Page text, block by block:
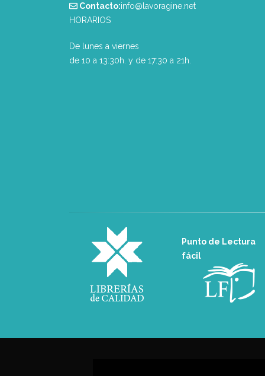
Contacto:info@lavoragine.net
HORARIOS
De lunes a viernes
de 10 a 13:30h. y de 17:30 a 21h.
Punto de Lectura
fácil